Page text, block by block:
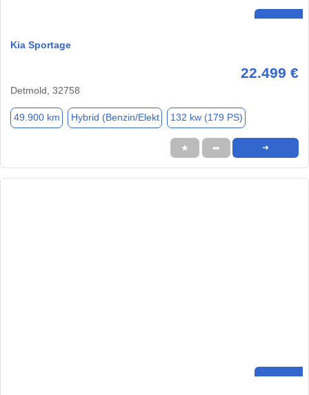
Kia Sportage
22.499 €
Detmold, 32758
49.900 km Hybrid (Benzin/Elekt 132 kw (179 PS)
★ ➦ ➜